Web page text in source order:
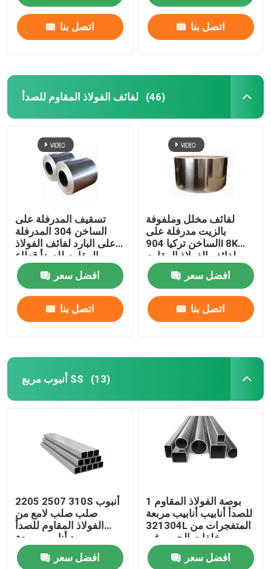
اتصل بنا اتصل بنا
لفائف الفولاذ المقاوم للصدأ (46)
تسقيف المدرفلة على
الساخن 304 المدرفلة
على البارد لفائف الفولاذ
المقاوم للصدأ قطاع
201316l 202 Ss 304
لفائف
افضل سعر
اتصل بنا
لفائف مخلل وملفوفة
بالزيت مدرفلة على
الساخن تركيا 904l 8K
لفائف الفولاذ المقاوم
للصدأ المصقول 430 Ss
لفائف 202افضل سعر
اتصل بنا
أنبوب مربع SS (13)
2205 2507 310S أنبوب
صلب صلب لامع من
الفولاذ المقاوم للصدأ
مورد أنابيب مربعة
2013030304L 316
316L
افضل سعر
1 بوصة الفولاذ المقاوم
للصدأ أنابيب أنابيب مربعة
321304L المتفجرات من
مخلفات الحرب غير
الملحومة 316l 310s 0.4
مم
افضل سعر